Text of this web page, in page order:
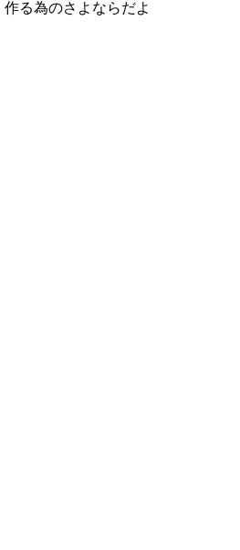
作る為のさよならだよ